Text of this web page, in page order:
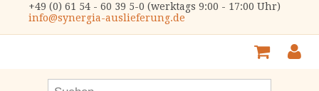
+49 (0) 61 54 - 60 39 5-0 (werktags 9:00 - 17:00 Uhr)
info@synergia-auslieferung.de